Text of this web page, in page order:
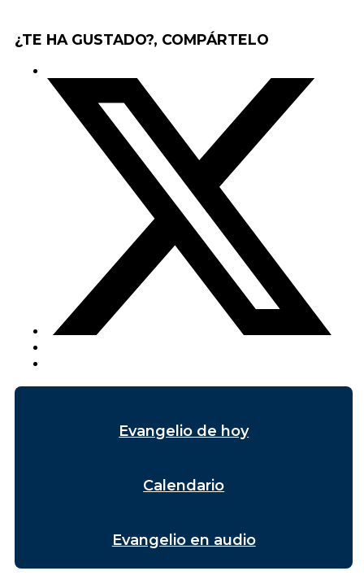
¿TE HA GUSTADO?, COMPÁRTELO
Evangelio de hoy
Calendario
Evangelio en audio